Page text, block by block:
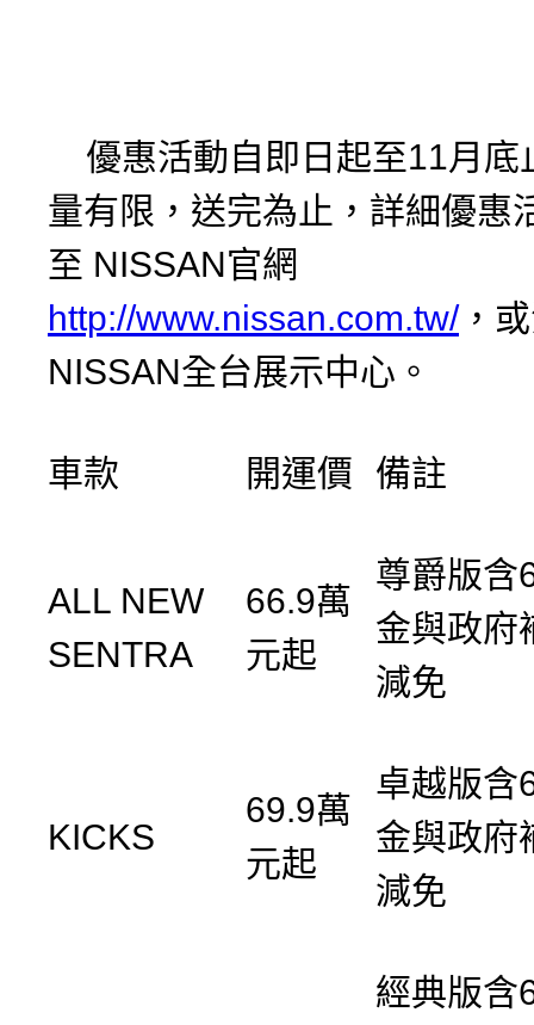
優惠活動自即日起至11月底
量有限，送完為止，詳細優惠
至 NISSAN官網
http://www.nissan.com.tw/，
NISSAN全台展示中心。
車款 開運價 備註
ALL NEW
SENTRA
66.9萬
元起
尊爵版含
金與政府
減免
KICKS
69.9萬
元起
卓越版含
金與政府
減免
經典版含